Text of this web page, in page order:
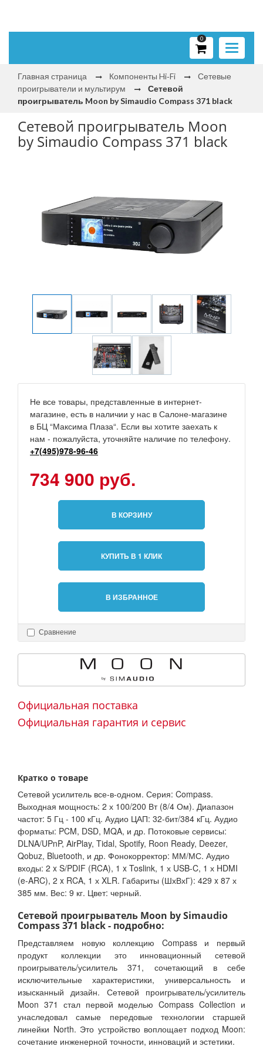
Toggle
0
Главная страница Компоненты Hi‑Fi
Сетевые
проигрыватели и мультирум
Сетевой
проигрыватель Moon by Simaudio Compass 371 black
Сетевой проигрыватель Moon
by Simaudio Compass 371 black
Не все товары, представленные в интернет-
магазине, есть в наличии у нас в Салоне-магазине
в БЦ “Максима Плаза“. Если вы хотите заехать к
нам - пожалуйста, уточняйте наличие по телефону.
+7(495)978-96-46
734 900 руб.
В КОРЗИНУ
КУПИТЬ В 1 КЛИК
В ИЗБРАННОЕ
Сравнение
Официальная поставка
Официальная гарантия и сервис
Кратко о товаре
Сетевой усилитель все-в-одном. Серия: Compass.
Выходная мощность: 2 х 100/200 Вт (8/4 Ом). Диапазон
частот: 5 Гц - 100 кГц. Аудио ЦАП: 32-бит/384 кГц. Аудио
форматы: PCM, DSD, MQA, и др. Потоковые сервисы:
DLNA/UPnP, AirPlay, Tidal, Spotify, Roon Ready, Deezer,
Qobuz, Bluetooth, и др. Фонокорректор: ММ/МС. Аудио
входы: 2 x S/PDIF (RCA), 1 x Toslink, 1 х USB-C, 1 х HDMI
(e-ARC), 2 x RCA, 1 х XLR. Габариты (ШхВхГ): 429 x 87 х
385 мм. Вес: 9 кг. Цвет: черный.
Сетевой проигрыватель Moon by Simaudio
Compass 371 black - подробно:
Представляем новую коллекцию Compass и первый
продукт коллекции это инновационный сетевой
проигрыватель/усилитель 371, сочетающий в себе
исключительные характеристики, универсальность и
изысканный дизайн. Сетевой проигрыватель/усилитель
Moon 371 стал первой моделью Compass Collection и
унаследовал самые передовые технологии старшей
линейки North. Это устройство воплощает подход Moon:
сочетание инженерной точности, инноваций и эстетики.